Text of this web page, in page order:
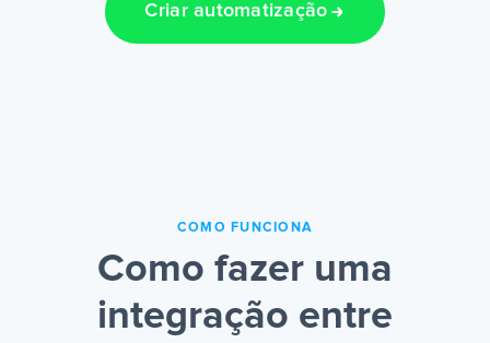
Criar automatização
COMO FUNCIONA
Como fazer uma
integração entre